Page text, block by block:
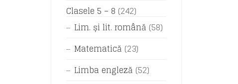
Clasele 5 – 8 (242)
Lim. și lit. română (58)
Matematică (23)
Limba engleză (52)